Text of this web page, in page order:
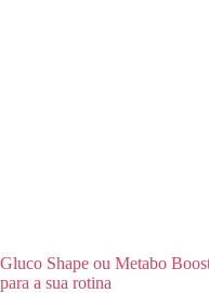
Gluco Shape ou Metabo
para a sua rotina